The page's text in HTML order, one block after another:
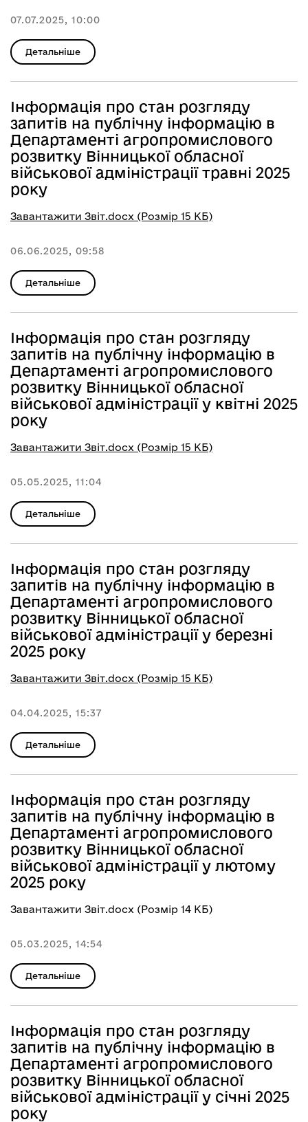
07.07.2025, 10:00
Детальніше
Інформація про стан розгляду
запитів на публічну інформацію в
Департаменті агропромислового
розвитку Вінницької обласної
військової адміністрації травні 2025
року
Завантажити Звіт.docx (Розмір 15 КБ)
06.06.2025, 09:58
Детальніше
Інформація про стан розгляду
запитів на публічну інформацію в
Департаменті агропромислового
розвитку Вінницької обласної
військової адміністрації у квітні 2025
року
Завантажити Звіт.docx (Розмір 15 КБ)
05.05.2025, 11:04
Детальніше
Інформація про стан розгляду
запитів на публічну інформацію в
Департаменті агропромислового
розвитку Вінницької обласної
військової адміністрації у березні
2025 року
Завантажити Звіт.docx (Розмір 15 КБ)
04.04.2025, 15:37
Детальніше
Інформація про стан розгляду
запитів на публічну інформацію в
Департаменті агропромислового
розвитку Вінницької обласної
військової адміністрації у лютому
2025 року
Завантажити Звіт.docx (Розмір 14 КБ)
05.03.2025, 14:54
Детальніше
Інформація про стан розгляду
запитів на публічну інформацію в
Департаменті агропромислового
розвитку Вінницької обласної
військової адміністрації у січні 2025
року